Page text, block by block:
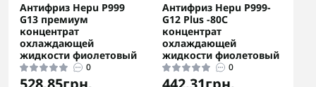
Антифриз Hepu P999
G13 премиум
концентрат
охлаждающей
жидкости фиолетовый
0
Антифриз Hepu P999-
G12 Plus -80С
концентрат
охлаждающей
жидкости фиолетовый
0